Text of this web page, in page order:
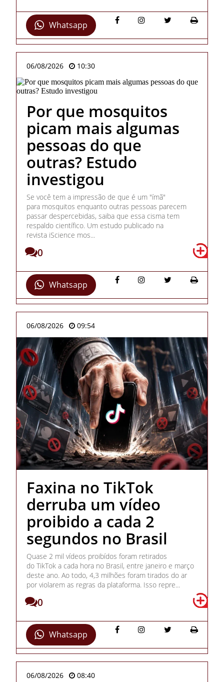
Whatsapp
06/08/2026 10:30
Por que mosquitos
picam mais algumas
pessoas do que
outras? Estudo
investigou
Se você tem a impressão de que é um "ímã"
para mosquitos enquanto outras pessoas parecem
passar despercebidas, saiba que essa cisma tem
respaldo científico. Um estudo publicado na
revista iScience mos...
0
Whatsapp
06/08/2026 09:54
Faxina no TikTok
derruba um vídeo
proibido a cada 2
segundos no Brasil
Quase 2 mil vídeos proibídos foram retirados
do TikTok a cada hora no Brasil, entre janeiro e março
deste ano. Ao todo, 4,3 milhões foram tirados do ar
por violarem as regras da plataforma. Isso repre...
0
Whatsapp
06/08/2026 08:40